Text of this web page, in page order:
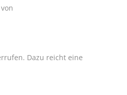
Dazu reicht eine